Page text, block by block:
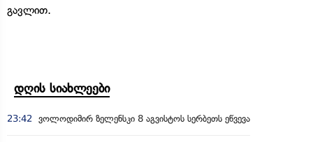
გავლით.
დღის სიახლეები
23:42 ვოლოდიმირ ზელენსკი 8 აგვისტოს სერბეთს ეწვევა